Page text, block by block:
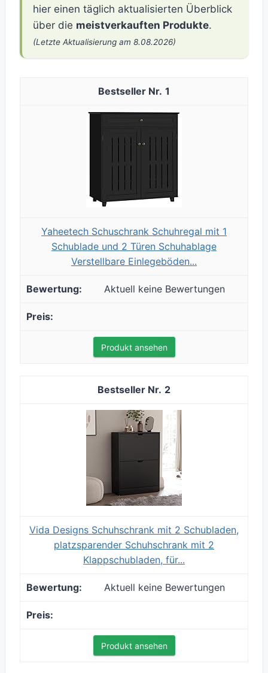
hier einen täglich aktualisierten Überblick
über die meistverkauften Produkte.
(Letzte Aktualisierung am 8.08.2026)
1
Yaheetech Schuschrank Schuhregal mit 1
Schublade und 2 Türen Schuhablage
Verstellbare Einlegeböden...
Aktuell keine Bewertungen
Produkt ansehen
2
Vida Designs Schuhschrank mit 2 Schubladen,
platzsparender Schuhschrank mit 2
Klappschubladen, für...
Aktuell keine Bewertungen
Produkt ansehen